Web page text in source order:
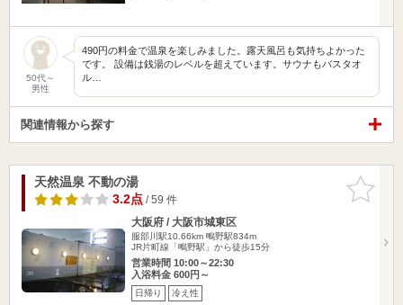
50代～
男性
490円の料金で温泉を楽しみました。露天風呂も気持ちよかった
です。 設備は銭湯のレベルを超えています。サウナもバスタオ
ル…
関連情報から探す
お気に入
りに追加
天然温泉 不動の湯
3.2点/ 59 件
大阪府 / 大阪市城東区
服部川駅10.66km 鴫野駅834m
JR片町線「鴫野駅」から徒歩15分
営業時間 10:00～22:30
入浴料金 600円～
日帰り 冷え性